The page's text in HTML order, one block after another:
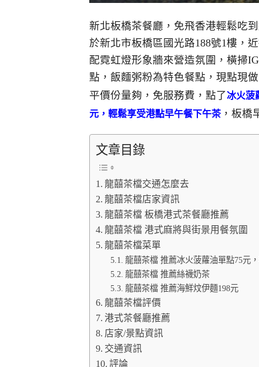
新北板橋茶餐廳，免飛香港輕鬆吃
於新北市板橋區國光路188號1樓，
配霓虹燈形象牆來營造氛圍，橫掃
點，飯麵粥粉為特色餐點，現點現
平價份量夠，免服務費，點了冰火菠
元，輕鬆享受港點早午餐下午茶，板橋
文章目錄
龍囍茶檔交通怎麼去
龍囍茶檔店家資訊
龍囍茶檔 板橋港式茶餐廳推薦
龍囍茶檔 港式麻將與街景用餐氛圍
龍囍茶檔菜單
龍囍茶檔 推薦冰火菠蘿油單點75元
龍囍茶檔 推薦絲襪奶茶
龍囍茶檔 推薦海鮮炆伊麵198元
龍囍茶檔評價
港式茶餐廳推薦
店家/景點資訊
交通資訊
評論